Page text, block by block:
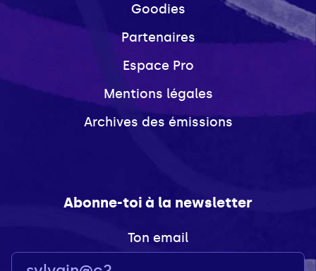
Goodies
Partenaires
Espace Pro
Mentions légales
Archives des émissions
Abonne-toi à la newsletter
Ton email